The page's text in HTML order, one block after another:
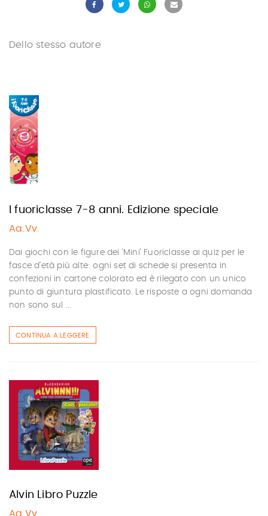
Dello stesso autore
I fuoriclasse 7-8 anni. Edizione speciale
Aa.Vv.
Dai giochi con le figure dei 'Mini' Fuoriclasse ai quiz per le
fasce d'età più alte: ogni set di schede si presenta in
confezioni in cartone colorato ed è rilegato con un unico
punto di giuntura plastificato. Le risposte a ogni domanda
non sono sul ...
CONTINUA A LEGGERE
Alvin Libro Puzzle
Aa.Vv.